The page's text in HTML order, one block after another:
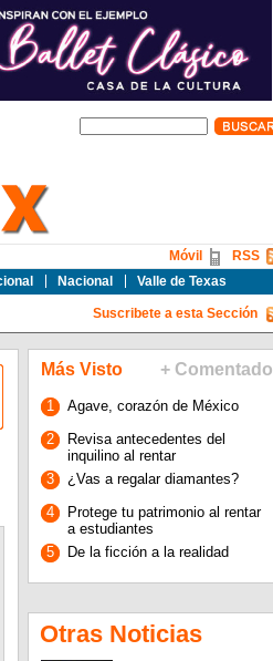
Nacional Valle de Texas
RSS
Móvil
Suscribete a esta Sección
Más Visto + Comentado
1
Agave, corazón de México
2
Revisa antecedentes del
inquilino al rentar
3
¿Vas a regalar diamantes?
4
Protege tu patrimonio al rentar
a estudiantes
5
De la ficción a la realidad
Otras Noticias